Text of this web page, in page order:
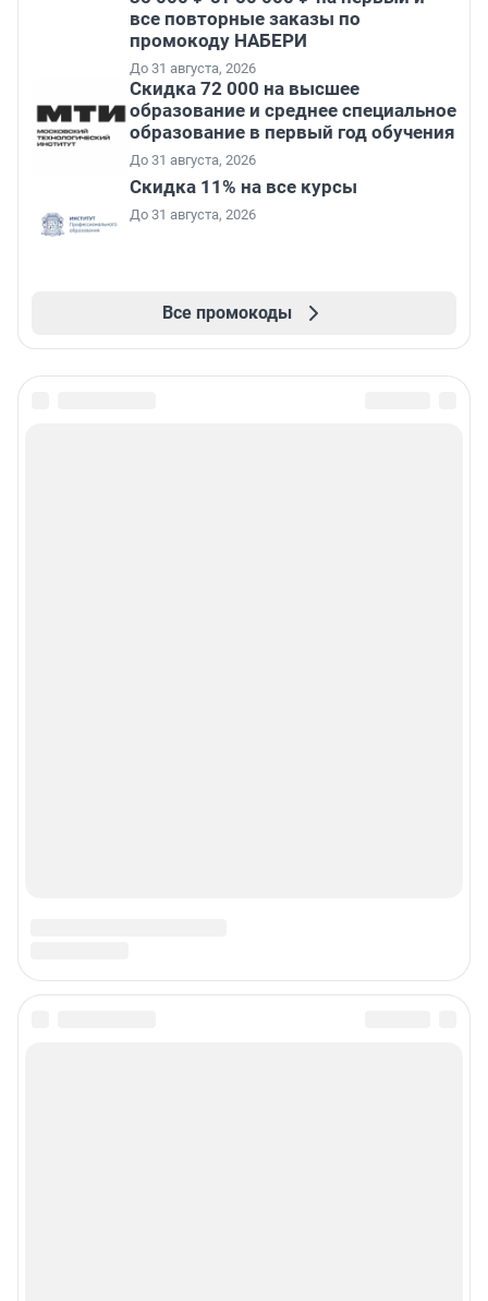
все повторные заказы по
промокоду НАБЕРИ
До 31 августа, 2026
Скидка 72 000 на высшее
образование и среднее специальное
образование в первый год обучения
До 31 августа, 2026
Скидка 11% на все курсы
До 31 августа, 2026
Все промокоды